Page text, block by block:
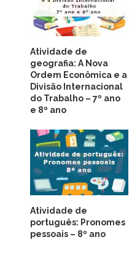
Atividade de
geografia: A Nova
Ordem Econômica e a
Divisão Internacional
do Trabalho – 7º ano
e 8º ano
Atividade de
português: Pronomes
pessoais – 8º ano